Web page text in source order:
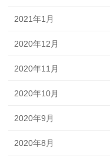
2021年1月
2020年12月
2020年11月
2020年10月
2020年9月
2020年8月